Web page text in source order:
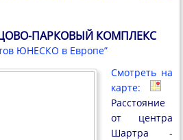
ПАРКОВЫЙ КОМПЛЕКС
ЮНЕСКО в Европе”
Смотреть на
карте:
Расстояние
от центра
Шартра -